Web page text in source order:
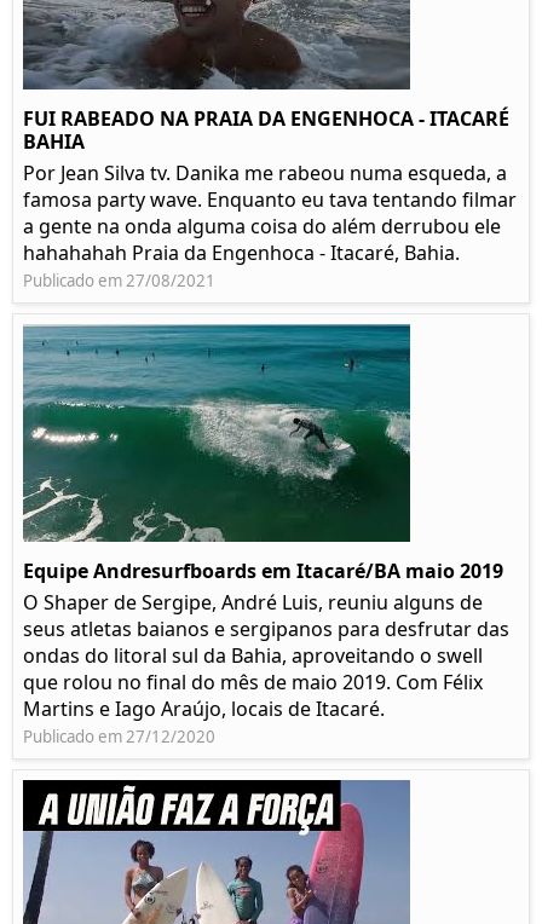
FUI RABEADO NA PRAIA DA ENGENHOCA - ITACARÉ
BAHIA
Por Jean Silva tv. Danika me rabeou numa esqueda, a
famosa party wave. Enquanto eu tava tentando filmar
a gente na onda alguma coisa do além derrubou ele
hahahahah Praia da Engenhoca - Itacaré, Bahia.
Publicado em 27/08/2021
Equipe Andresurfboards em Itacaré/BA maio 2019
O Shaper de Sergipe, André Luis, reuniu alguns de
seus atletas baianos e sergipanos para desfrutar das
ondas do litoral sul da Bahia, aproveitando o swell
que rolou no final do mês de maio 2019. Com Félix
Martins e Iago Araújo, locais de Itacaré.
Publicado em 27/12/2020